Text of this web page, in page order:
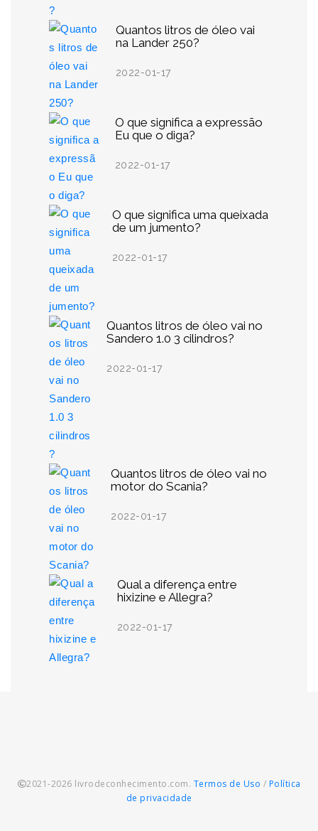
Quantos litros de óleo vai
na Lander 250?
2022-01-17
O que significa a expressão
Eu que o diga?
2022-01-17
O que significa uma queixada
de um jumento?
2022-01-17
Quantos litros de óleo vai no
Sandero 1.0 3 cilindros?
2022-01-17
Quantos litros de óleo vai no
motor do Scania?
2022-01-17
Qual a diferença entre
hixizine e Allegra?
2022-01-17
2021-2026 livrodeconhecimento.com. Termos de Uso / Política
de privacidade